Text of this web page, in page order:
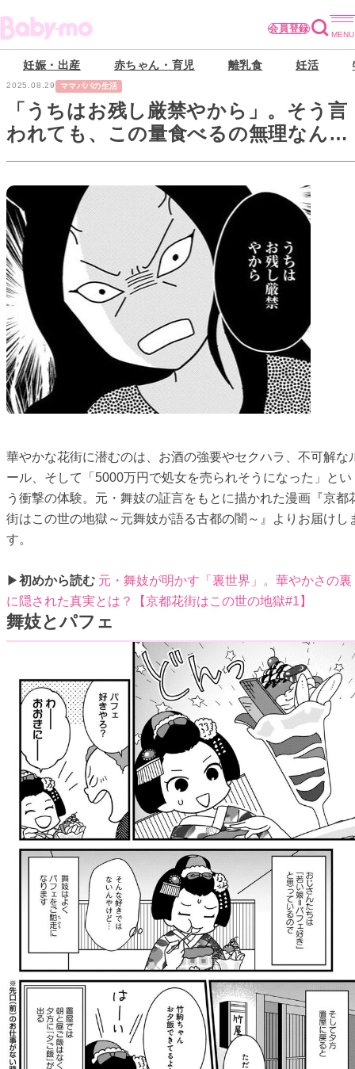
会員登録
妊娠・出産 赤ちゃん・育児 離乳食 妊活
2025.08.29 ママパパの生活
「うちはお残し厳禁やから」。そう言
われても、この量食べるの無理なんで
すけど…【京都花街はこの世の地獄
華やかな花街に潜むのは、お酒の強要やセクハラ、不可解な
ール、そして「5000万円で処女を売られそうになった」とい
う衝撃の体験。元・舞妓の証言をもとに描かれた漫画『京都
街はこの世の地獄～元舞妓が語る古都の闇～』よりお届けし
す。
▶初めから読む 元・舞妓が明かす「裏世界」。華やかさの裏
に隠された真実とは？【京都花街はこの世の地獄#1】
舞妓とパフェ